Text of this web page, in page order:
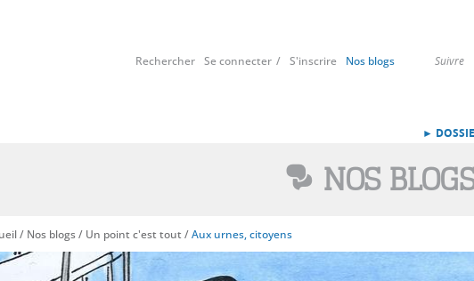
Suivre
Rechercher Se connecter S'inscrire Nos blogs
►
NOS
êtes ici
/ Nos blogs/ Un point c'est tout/Aux urnes, citoyens